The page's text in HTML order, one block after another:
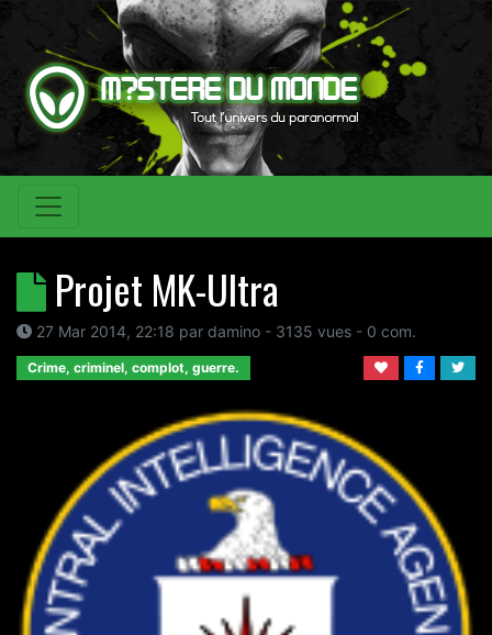
Projet MK-Ultra
27 Mar 2014, 22:18 par damino - 3135 vues - 0 com.
Crime, criminel, complot, guerre.